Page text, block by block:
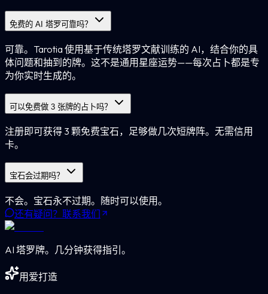
免费的 AI 塔罗可靠吗？
可靠。Tarotia 使用基于传统塔罗文献训练的 AI，结合你的具
体问题和抽到的牌。这不是通用星座运势——每次占卜都是专
为你实时生成的。
可以免费做 3 张牌的占卜吗？
注册即可获得 3 颗免费宝石，足够做几次短牌阵。无需信用
卡。
宝石会过期吗？
不会。宝石永不过期。随时可以使用。
还有疑问？联系我们
AI 塔罗牌。几分钟获得指引。
用爱打造